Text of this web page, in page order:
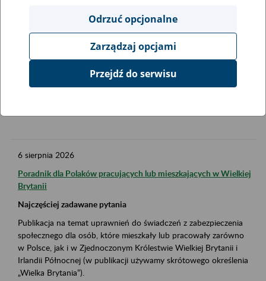
Jeśli nadal występują problemy z otwieraniem
dokumentów to najbardziej prawdopodobną przyczyną jest
niewłaściwa konfiguracja przeglądarki internetowej. W
takim przypadku należy zapisać plik na dysku i otworzyć go
6 sierpnia 2026
Poradnik dla Polaków pracujących lub mieszkających w Wielkiej
Brytanii
Najczęściej zadawane pytania
Publikacja na temat uprawnień do świadczeń z zabezpieczenia
społecznego dla osób, które mieszkały lub pracowały zarówno
w Polsce, jak i w Zjednoczonym Królestwie Wielkiej Brytanii i
Irlandii Północnej (w publikacji używamy skrótowego określenia
„Wielka Brytania”).
Odrzuć opcjonalne
Zarządzaj opcjami
Przejdź do serwisu